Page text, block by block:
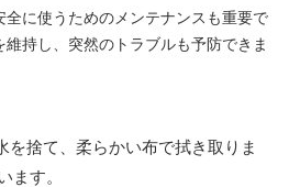
全に使うためのメンテナンスも重要で
持し、突然のトラブルも予防できま
を捨て、柔らかい布で拭き取りま
ます。